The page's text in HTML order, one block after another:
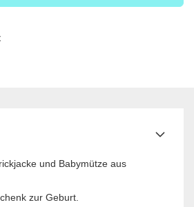
und Babymütze aus
zur Geburt.